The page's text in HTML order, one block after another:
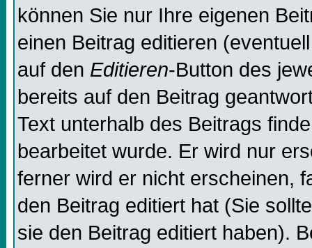
können Sie nur Ihre eigenen
einen Beitrag editieren
auf den Editieren-Button des
bereits auf den Beitrag
Text unterhalb des Beitrags
bearbeitet wurde. Er wird nur
ferner wird er nicht erscheinen,
den Beitrag editiert hat (Sie
sie den Beitrag editiert haben).